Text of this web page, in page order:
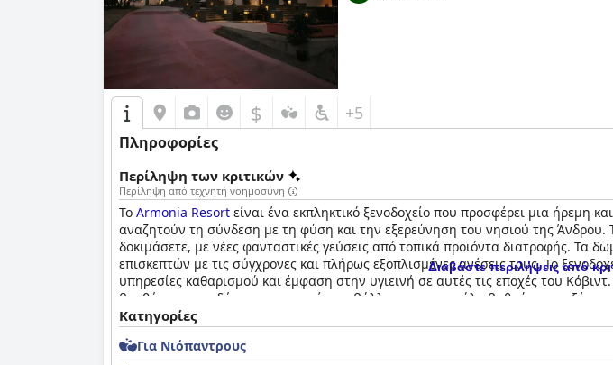
$ +5
Πληροφορίες
Περίληψη των κριτικών
Περίληψη από τεχνητή νοημοσύνη
Το Armonia Resort είναι ένα εκπληκτικό ξενοδοχείο που προσφέρει μια ήρεμη
αναζητούν τη σύνδεση με τη φύση και την εξερεύνηση του νησιού της Άνδρου.
δοκιμάσετε, με νέες φανταστικές γεύσεις από τοπικά προϊόντα διατροφής. Τα
επισκεπτών με τις σύγχρονες και πλήρως εξοπλισμένες ανέσεις τους. Το
υπηρεσίες καθαρισμού και έμφαση στην υγιεινή σε αυτές τις εποχές του
βοηθήσει σε οτιδήποτε χρειαστεί, συμβάλλοντας σε μεγάλο βαθμό στην
τους. Συνολικά, το
Διαβάστε περιλήψεις από
Κατηγορίες
Για Νιόπαντρους